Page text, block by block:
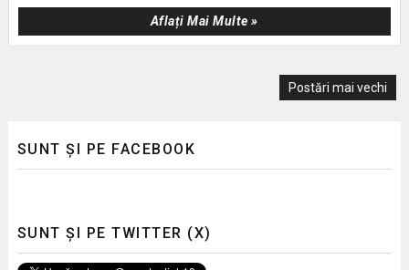
Aflați Mai Multe »
Postări mai vechi
SUNT ȘI PE FACEBOOK
SUNT ȘI PE TWITTER (X)